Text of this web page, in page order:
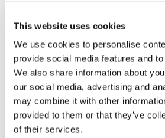
This website uses cookies
We use cookies to personalise
provide social media features and
We also share information about
our social media, advertising and
may combine it with other
provided to them or that they’ve
of their services.
speciale da parte del cliente)
sopravvenuta cessazione del
contrattuale».
Dott.